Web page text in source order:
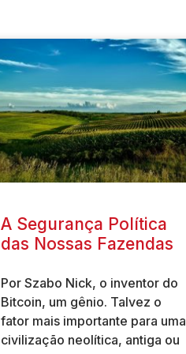
A Segurança Política
das Nossas Fazendas
Por Szabo Nick, o inventor do
Bitcoin, um gênio. Talvez o
fator mais importante para uma
civilização neolítica, antiga ou